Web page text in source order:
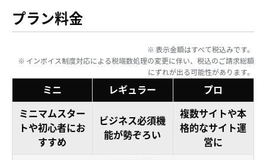
プラン料金
※ 表示金額はすべて税込みです。
※ インボイス制度対応による税端数処理の変更に伴い、税込のご請求総額
にずれが出る可能性があります。
ミニ レギュラー プロ
ミニマムスター
トや初心者にお
すすめ
ビジネス必須機
能が勢ぞろい
複数サイトや本
格的なサイト運
営に